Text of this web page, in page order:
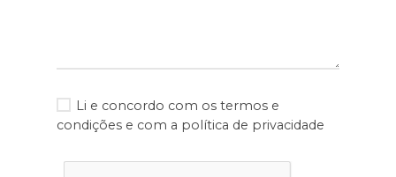
Li e concordo com ostermos e
condições e com a política de privacidade